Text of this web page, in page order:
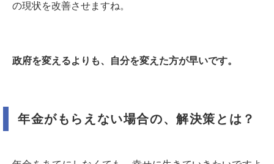
の現状を改善させますね。
政府を変えるよりも、自分を変えた方が早いです。
年金がもらえない場合の、解決策とは？